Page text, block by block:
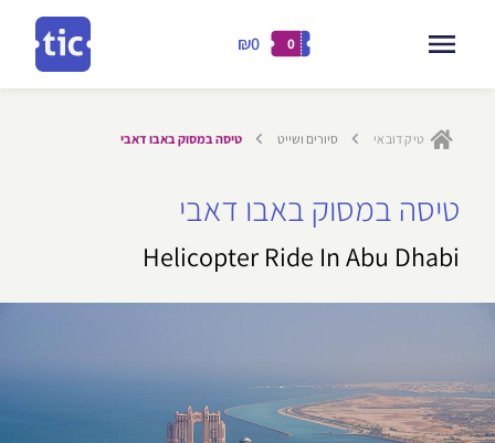
0
₪0
טיק דובאי סיורים ושייט טיסה במסוק באבו דאבי
טיסה במסוק באבו דאבי
Helicopter Ride In Abu Dhabi